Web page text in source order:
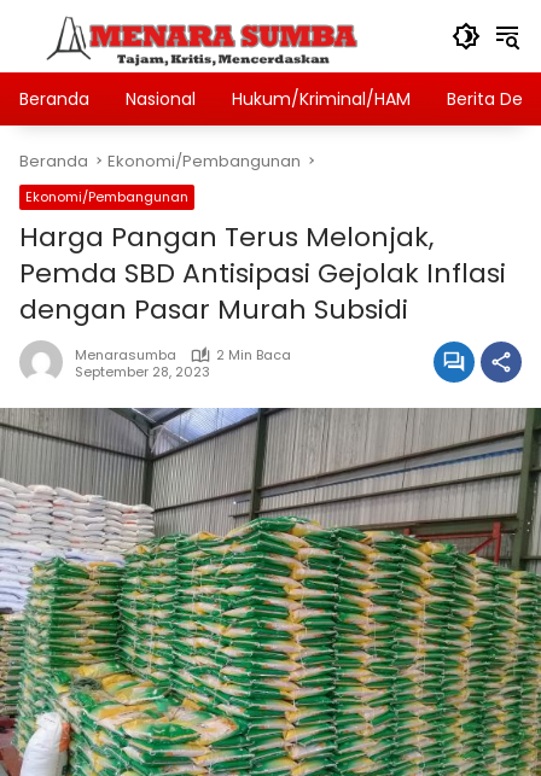
Langsung
konten
Beranda
Nasional Hukum/Kriminal/HAM Berita Desa
Beranda Ekonomi/Pembangunan
Ekonomi/Pembangunan
Harga Pangan Terus Melonjak,
Pemda SBD Antisipasi Gejolak Inflasi
dengan Pasar Murah Subsidi
Menarasumba
2 Min Baca
September 28, 2023